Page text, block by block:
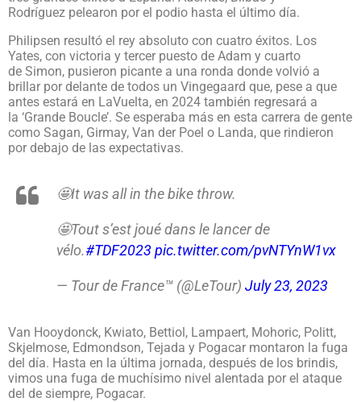
Rodríguez pelearon por el podio hasta el último día.
Philipsen resultó el rey absoluto con cuatro éxitos. Los
Yates, con victoria y tercer puesto de Adam y cuarto
de Simon, pusieron picante a una ronda donde volvió a
brillar por delante de todos un Vingegaard que, pese a que
antes estará en LaVuelta, en 2024 también regresará a
la ‘Grande Boucle’. Se esperaba más en esta carrera de gente
como Sagan, Girmay, Van der Poel o Landa, que rindieron
por debajo de las expectativas.
🤩It was all in the bike throw.
🤩Tout s’est joué dans le lancer de
vélo.#TDF2023pic.twitter.com/pvNTYnW1vx
— Tour de France™ (@LeTour) July 23, 2023
Van Hooydonck, Kwiato, Bettiol, Lampaert, Mohoric, Politt,
Skjelmose, Edmondson, Tejada y Pogacar montaron la fuga
del día. Hasta en la última jornada, después de los brindis,
vimos una fuga de muchísimo nivel alentada por el ataque
del de siempre, Pogacar.